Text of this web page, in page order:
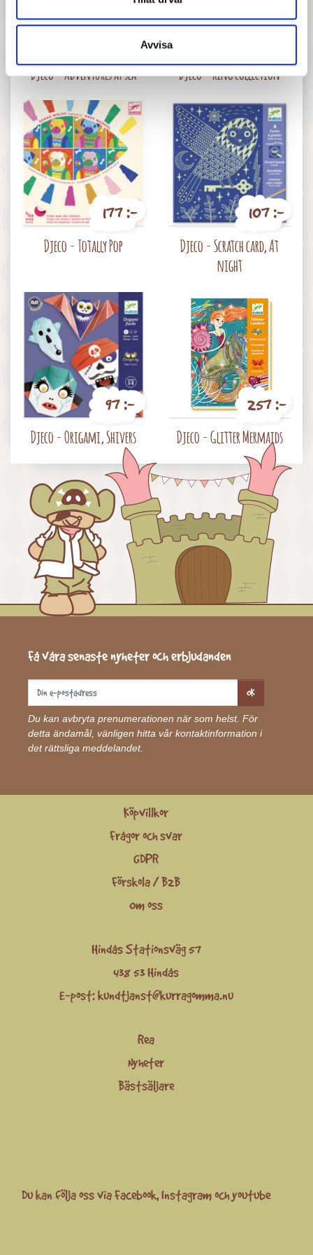
Avvisa
Pris
Djeco - Adventures at sea
Pris
Djeco - Ring collection
177 :-
Djeco - Totally Pop
107 :-
Djeco - Scratch card, At
night
97 :-
Djeco - Origami, Shivers
257 :-
Djeco - Glitter Mermaids
Få våra senaste nyheter och erbjudanden
OK
Du kan avbryta prenumerationen när som helst. För
detta ändamål, vänligen hitta vår kontaktinformation i
det rättsliga meddelandet.
Köpvillkor
Frågor och svar
GDPR
Förskola / B2B
Om oss
Hindås Stationsväg 57
438 53 Hindås
E-post:kundtjanst@kurragomma.nu
Rea
Nyheter
Bästsäljare
Du kan följa oss viaFacebook,Instagramochyoutube